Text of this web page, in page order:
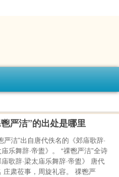
严洁”的出处是哪里
严洁”出自唐代佚名的《郊庙歌辞·
乐舞辞·帝盥》。 “祼鬯严洁”全诗
庙歌辞·梁太庙乐舞辞·帝盥》 唐代
庄肃莅事，周旋礼容。 祼鬯严